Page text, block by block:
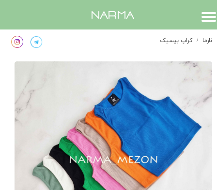
​narma
نارما کراپ بیسیک